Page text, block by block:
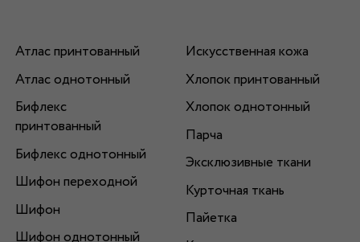
Атлас принтованный
Атлас однотонный
Бифлекс
принтованный
Бифлекс однотонный
Шифон переходной
Шифон
Шифон однотонный
Искусственная кожа
Хлопок принтованный
Хлопок однотонный
Парча
Эксклюзивные ткани
Курточная ткань
Пайетка